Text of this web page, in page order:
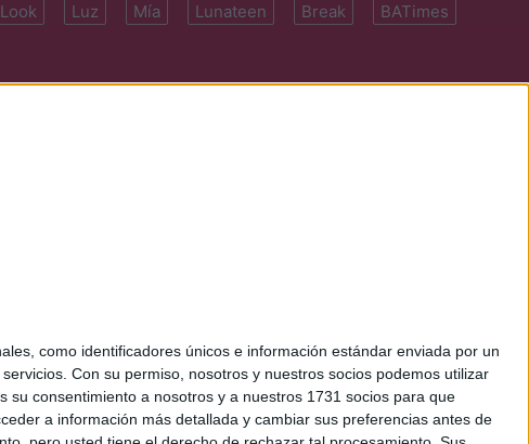
como identificadores únicos e información estándar enviada por un
Con su permiso, nosotros y nuestros socios podemos utilizar
consentimiento a nosotros y a nuestros 1731 socios para que
a información más detallada y cambiar sus preferencias antes de
Look Luz Mía Lunateen Break BATimes